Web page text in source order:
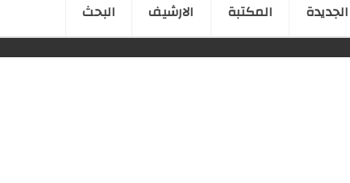
المكتبة الارشیف البحث